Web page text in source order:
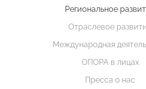
Региональное
Отраслевое
Международная
ОПОРА в лицах
Пресса о нас